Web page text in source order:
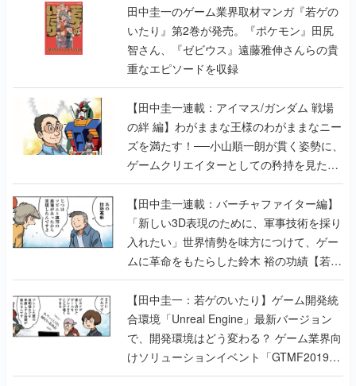
田中圭一のゲーム業界取材マンガ『若ゲの
いたり』第2巻が発売。『ポケモン』田尻
智さん、『ゼビウス』遠藤雅伸さんらの貴
重なエピソードを収録
【田中圭一連載：アイマス/ガンダム 戦場
の絆 編】わがままな王様のわがままなニー
ズを満たす！──小山順一朗が貫く姿勢に、
ゲームクリエイターとしての矜持を見た
【若ゲのいたり最終回】
【田中圭一連載：バーチャファイター編】
「新しい3D表現のために、軍事技術を採り
入れたい」世界情勢を味方につけて、ゲー
ムに革命をもたらした鈴木 裕の功績【若ゲ
のいたり】
【田中圭一：若ゲのいたり】ゲーム開発統
合環境「Unreal Engine」最新バージョン
で、開発環境はどう変わる？ ゲーム業界向
けソリューションイベント「GTMF2019」
に行って、より理解を深めよう【PR】